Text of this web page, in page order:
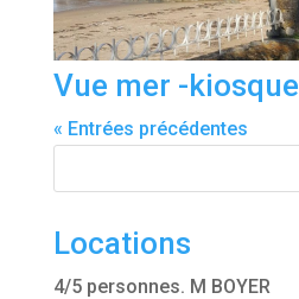
Vue mer -kiosque
« Entrées précédentes
Locations
4/5 personnes. M BOYER